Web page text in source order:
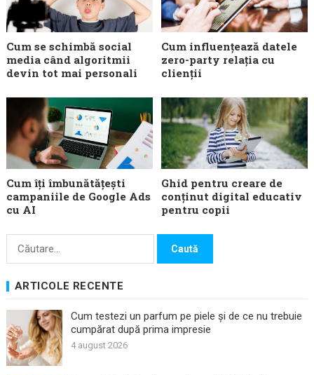
Cum se schimbă social
media când algoritmii
devin tot mai personali
Cum influențează datele
zero-party relația cu
clienții
Cum îți îmbunătățești
campaniile de Google Ads
cu AI
Ghid pentru creare de
conținut digital educativ
pentru copii
ARTICOLE RECENTE
Cum testezi un parfum pe piele și de ce nu trebuie
cumpărat după prima impresie
4 august 2026